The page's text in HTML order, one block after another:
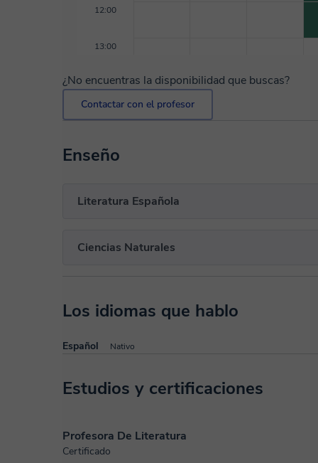
12:00
13:00
¿No encuentras la disponibilidad que buscas?
Contactar con el profesor
Enseño
Literatura Española
Ciencias Naturales
Los idiomas que hablo
Español Nativo
Estudios y certificaciones
Profesora De Literatura
Certificado